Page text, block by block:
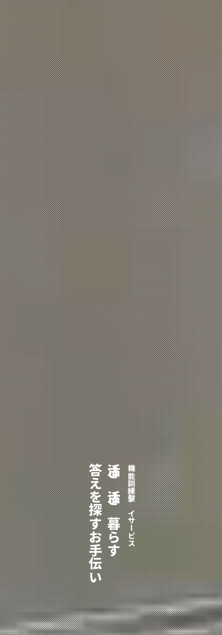
機能訓練型デイサービス
活き活き暮らす
答えを探すお手伝い